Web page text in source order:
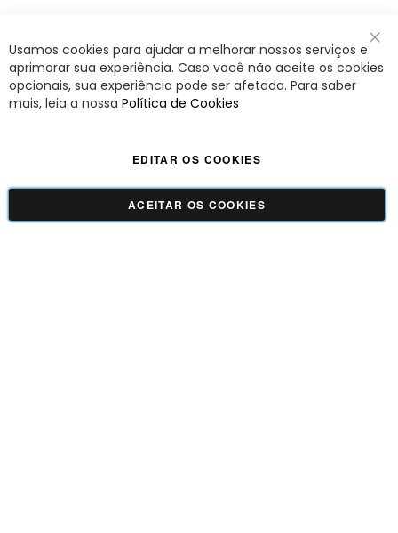
Usamos cookies para ajudar a melhorar nossos serviços e
aprimorar sua experiência. Caso você não aceite os cookies
opcionais, sua experiência pode ser afetada. Para saber
mais, leia a nossa Política de Cookies
ACEITAR OS COOKIES
EDITAR OS COOKIES